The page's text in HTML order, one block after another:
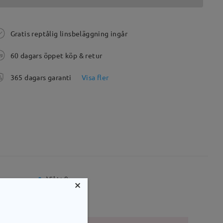
Gratis reptålig linsbeläggning ingår
60 dagars öppet köp & retur
365 dagars garanti Visa fler
Vikt: 9g ×